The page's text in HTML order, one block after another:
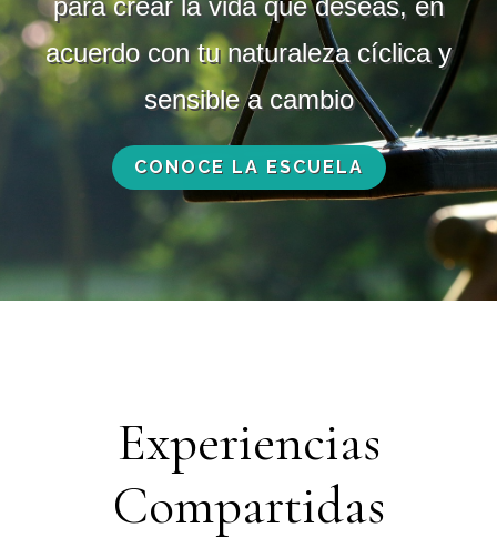
para crear la vida que deseas, en
acuerdo con tu naturaleza cíclica y
sensible a cambio
CONOCE LA ESCUELA
Experiencias
Compartidas